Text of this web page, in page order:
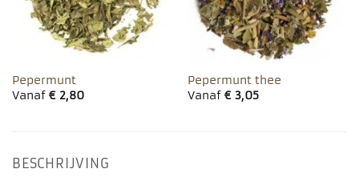
Pepermunt
Vanaf €2,80
Pepermunt thee
Vanaf €3,05
BESCHRIJVING